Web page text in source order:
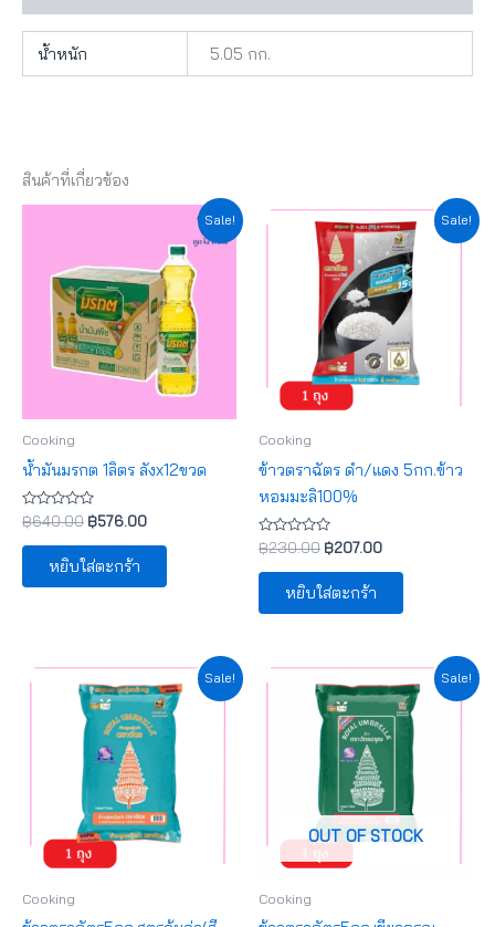
น้ำหนัก 5.05 กก.
สินค้าที่เกี่ยวข้อง
Sale!
Cooking
น้ำมันมรกต 1ลิตร ลังx12ขวด
ให้
คะแนน
0
5
฿640.00
฿640.00.
฿576.00
Current
฿576.00.
หยิบใส่ตะกร้า
Sale!
Cooking
ข้าวตราฉัตร ดำ/แดง 5กก.ข้าว
หอมมะลิ100%
ให้
คะแนน
0
5
฿230.00
Original
price
was:
฿230.00.
฿207.00
Current
price
is:
฿207.00.
หยิบใส่ตะกร้า
Sale!
Cooking
Original
price
was:
฿99.00.
Current
price
฿89.10.
Sale!
OUT OF STOCK
Cooking
Original
price
was:
฿129.00.
Current
price
is:
฿116.10.